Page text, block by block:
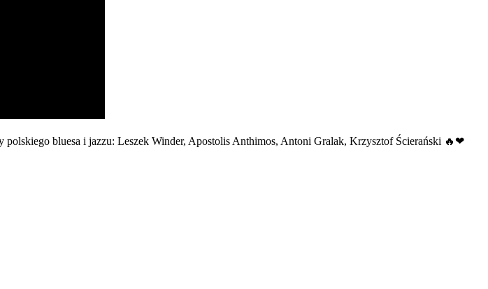
bluesa i jazzu: Leszek Winder, Apostolis Anthimos, Antoni Gralak, Krzysztof Ścierański 🔥❤